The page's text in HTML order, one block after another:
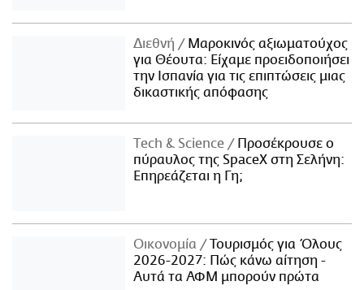
Διεθνή
Μαροκινός αξιωματούχος
για Θέουτα: Είχαμε προειδοποιήσει
την Ισπανία για τις επιπτώσεις μιας
δικαστικής απόφασης
Τech & Science
Προσέκρουσε ο
πύραυλος της SpaceX στη Σελήνη:
Επηρεάζεται η Γη;
Οικονομία
Τουρισμός για Όλους
2026-2027: Πώς κάνω αίτηση -
Αυτά τα ΑΦΜ μπορούν πρώτα